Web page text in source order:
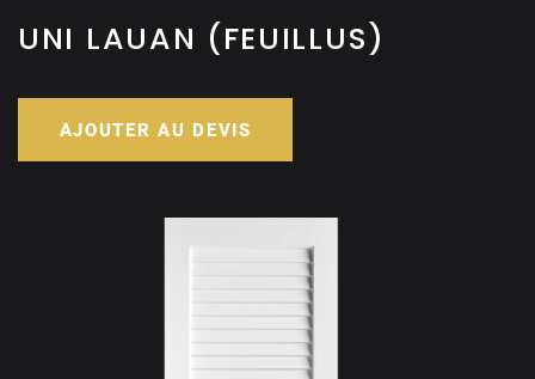
UNI LAUAN (FEUILLUS)
AJOUTER AU DEVIS